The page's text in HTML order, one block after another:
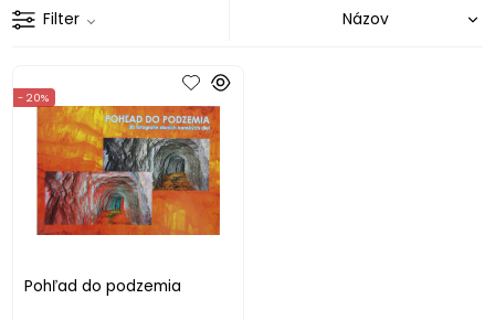
Filter
Pohľad do podzemia
- 20%